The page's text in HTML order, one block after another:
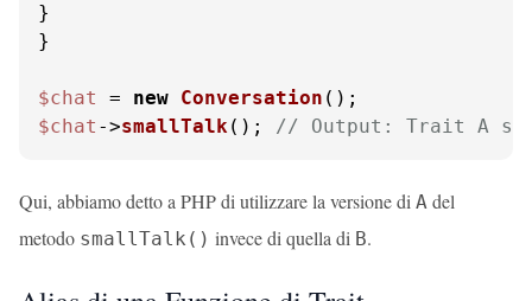
}
}
$chat = new Conversation
$chat ->smallTalk(); // Output: Trait A
Qui, abbiamo detto a PHP di utilizzare la versione di A del
metodo smallTalk() invece di quella di B.